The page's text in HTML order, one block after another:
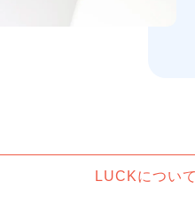
LUCKについ